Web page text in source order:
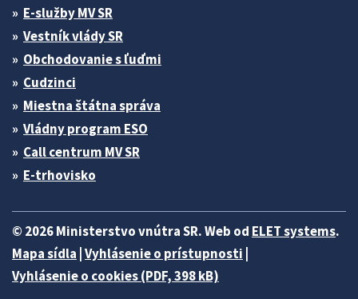
E-služby MV SR
Vestník vlády SR
Obchodovanie s ľuďmi
Cudzinci
Miestna štátna správa
Vládny program ESO
Call centrum MV SR
E-trhovisko
© 2026 Ministerstvo vnútra SR. Web od ELET systems.
Mapa sídla Vyhlásenie o prístupnosti
Vyhlásenie o cookies (PDF, 398 kB)